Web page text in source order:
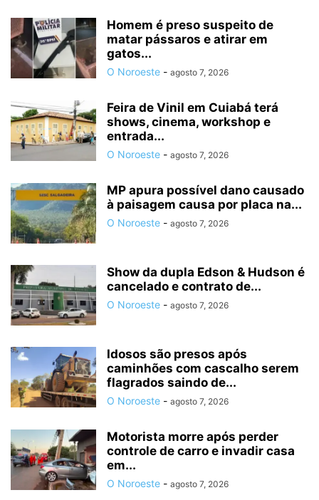
Homem é preso suspeito de
matar pássaros e atirar em
gatos...
O Noroeste - agosto 7, 2026
Feira de Vinil em Cuiabá terá
shows, cinema, workshop e
entrada...
O Noroeste - agosto 7, 2026
MP apura possível dano causado
à paisagem causa por placa na...
O Noroeste - agosto 7, 2026
Show da dupla Edson & Hudson é
cancelado e contrato de...
O Noroeste - agosto 7, 2026
Idosos são presos após
caminhões com cascalho serem
flagrados saindo de...
O Noroeste - agosto 7, 2026
Motorista morre após perder
controle de carro e invadir casa
em...
O Noroeste - agosto 7, 2026